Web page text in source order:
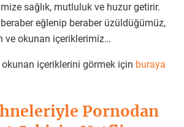
sağlık, mutluluk ve huzur getirir.
eğlenip beraber üzüldüğümüz,
ve okunan içeriklerimiz…
okunan içeriklerini görmek için buraya
Pornodan